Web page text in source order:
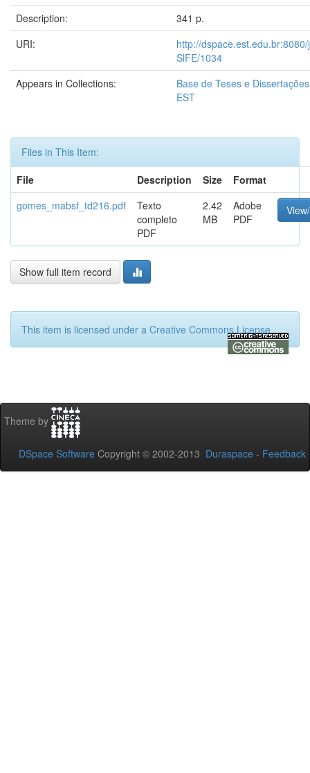
Description:
341 p.
URI:
http://
SlFE/1034
Appears in Collections:
Base de Teses e
EST
Files in This Item:
File
Description Size
Format
gomes_mabsf_td216.pdf
Texto
completo
PDF
2.42
MB
Adobe
PDF
Show full item record
This item is licensed under a Creative Commons License
Theme by
DSpace Software Copyright © 2002-2013 Duraspace - Feedback